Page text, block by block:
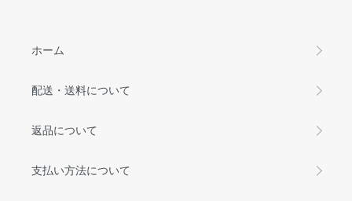
ホーム
配送・送料について
返品について
支払い方法について